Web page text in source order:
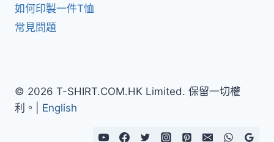
如何印製一件T恤
常見問題
© 2026 T-SHIRT.COM.HK Limited. 保留一切權
利。| English